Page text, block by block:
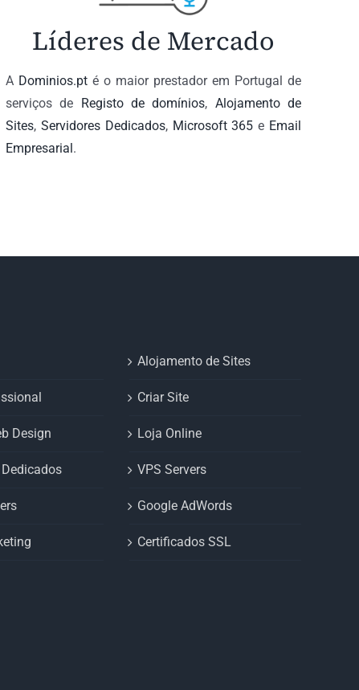
Líderes de Mercado
A Dominios.pté o maior prestador em Portugal de
serviços de Registo de domínios, Alojamento de
Sites, Servidores Dedicados, Microsoft 365e Email
Empresarial.
Design
Alojamento de Sites
Criar Site
Loja Online
VPS Servers
Google AdWords
Certificados SSL